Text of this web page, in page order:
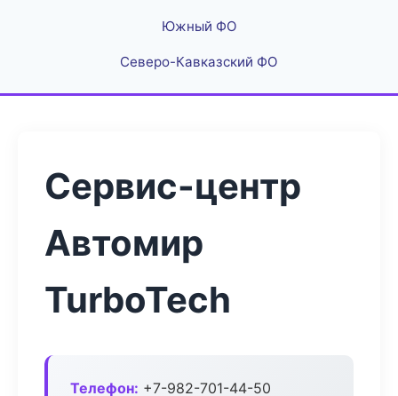
Южный ФО
Северо-Кавказский ФО
Сервис-центр
Автомир
TurboTech
Телефон: +7-982-701-44-50